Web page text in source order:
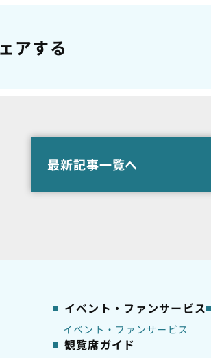
アする
最新記事一覧へ
イベント・ファンサービス
イベント・ファンサービス
観覧席ガイド